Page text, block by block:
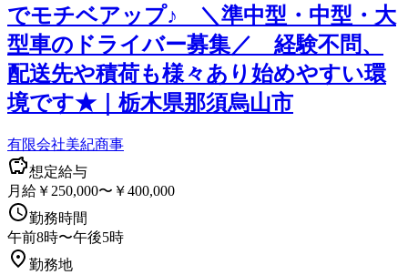
でモチベアップ♪ ＼準中型・中型・大
型車のドライバー募集／ 経験不問、
配送先や積荷も様々あり始めやすい環
境です★｜栃木県那須烏山市
有限会社美紀商事
想定給与
月給￥250,000〜￥400,000
勤務時間
午前8時〜午後5時
勤務地